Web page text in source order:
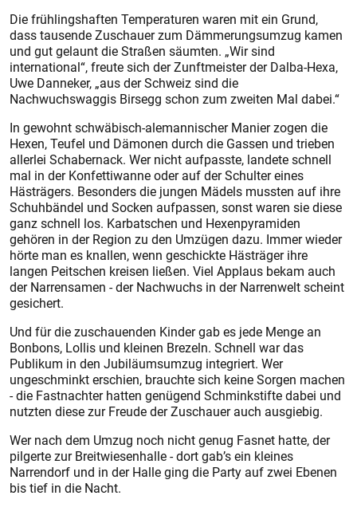
Die frühlingshaften Temperaturen waren mit ein Grund,
dass tausende Zuschauer zum Dämmerungsumzug kamen
und gut gelaunt die Straßen säumten. „Wir sind
international“, freute sich der Zunftmeister der Dalba-Hexa,
Uwe Danneker, „aus der Schweiz sind die
Nachwuchswaggis Birsegg schon zum zweiten Mal dabei.“
In gewohnt schwäbisch-alemannischer Manier zogen die
Hexen, Teufel und Dämonen durch die Gassen und trieben
allerlei Schabernack. Wer nicht aufpasste, landete schnell
mal in der Konfettiwanne oder auf der Schulter eines
Hästrägers. Besonders die jungen Mädels mussten auf ihre
Schuhbändel und Socken aufpassen, sonst waren sie diese
ganz schnell los. Karbatschen und Hexenpyramiden
gehören in der Region zu den Umzügen dazu. Immer wieder
hörte man es knallen, wenn geschickte Hästräger ihre
langen Peitschen kreisen ließen. Viel Applaus bekam auch
der Narrensamen - der Nachwuchs in der Narrenwelt scheint
gesichert.
Und für die zuschauenden Kinder gab es jede Menge an
Bonbons, Lollis und kleinen Brezeln. Schnell war das
Publikum in den Jubiläumsumzug integriert. Wer
ungeschminkt erschien, brauchte sich keine Sorgen machen
- die Fastnachter hatten genügend Schminkstifte dabei und
nutzten diese zur Freude der Zuschauer auch ausgiebig.
Wer nach dem Umzug noch nicht genug Fasnet hatte, der
pilgerte zur Breitwiesenhalle - dort gab’s ein kleines
Narrendorf und in der Halle ging die Party auf zwei Ebenen
bis tief in die Nacht.